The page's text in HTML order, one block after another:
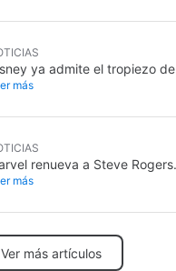
ya admite el tropiezo de
Mandalorian & Grogu: no
más
renueva a Steve Rogers
2026: sigue siendo Capitán
más
Ver más artículos